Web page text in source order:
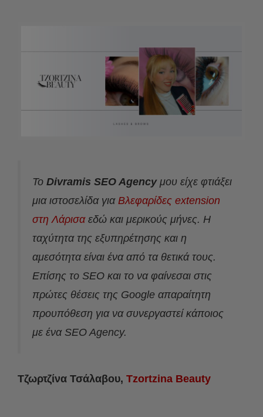
Το Divramis SEO Agency μου είχε φτιάξει
μια ιστοσελίδα για Βλεφαρίδες extension
στη Λάρισαεδώ και μερικούς μήνες. Η
ταχύτητα της εξυπηρέτησης και η
αμεσότητα είναι ένα από τα θετικά τους.
Επίσης το SEO και το να φαίνεσαι στις
πρώτες θέσεις της Google απαραίτητη
προυπόθεση για να συνεργαστεί κάποιος
με ένα SEO Agency.
Τζωρτζίνα Τσάλαβου, Tzortzina Beauty